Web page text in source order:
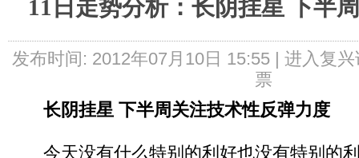
11日走势分析：长阴挂星 下半
发布时间: 2012年07月10日 15:55 | 进入复兴
票
长阴挂星 下半周关注技术性反弹力度
今天没有什么特别的利好也没有特别的